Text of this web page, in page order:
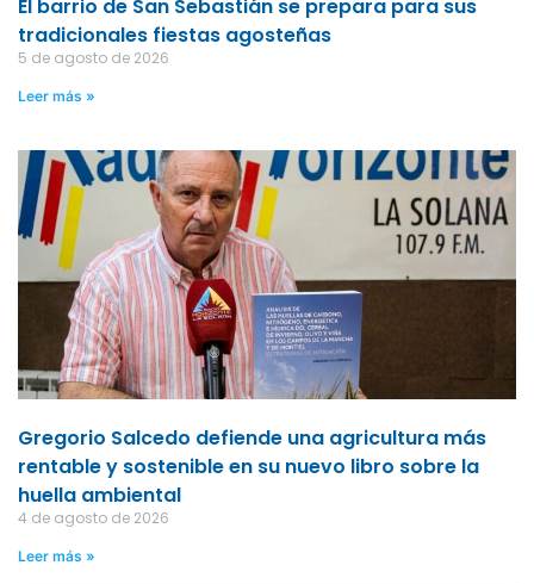
El barrio de San Sebastián se prepara para sus
tradicionales fiestas agosteñas
5 de agosto de 2026
Leer más »
Gregorio Salcedo defiende una agricultura más
rentable y sostenible en su nuevo libro sobre la
huella ambiental
4 de agosto de 2026
Leer más »